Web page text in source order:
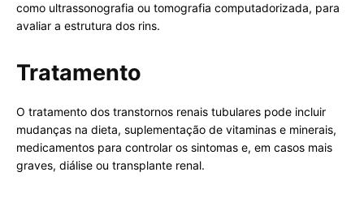
como ultrassonografia ou tomografia computadorizada, para
avaliar a estrutura dos rins.
Tratamento
O tratamento dos transtornos renais tubulares pode incluir
mudanças na dieta, suplementação de vitaminas e minerais,
medicamentos para controlar os sintomas e, em casos mais
graves, diálise ou transplante renal.